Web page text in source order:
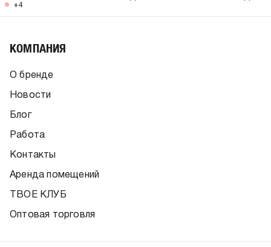
+4
КОМПАНИЯ
О бренде
Новости
Блог
Работа
Контакты
Аренда помещений
ТВОЕ КЛУБ
Оптовая торговля